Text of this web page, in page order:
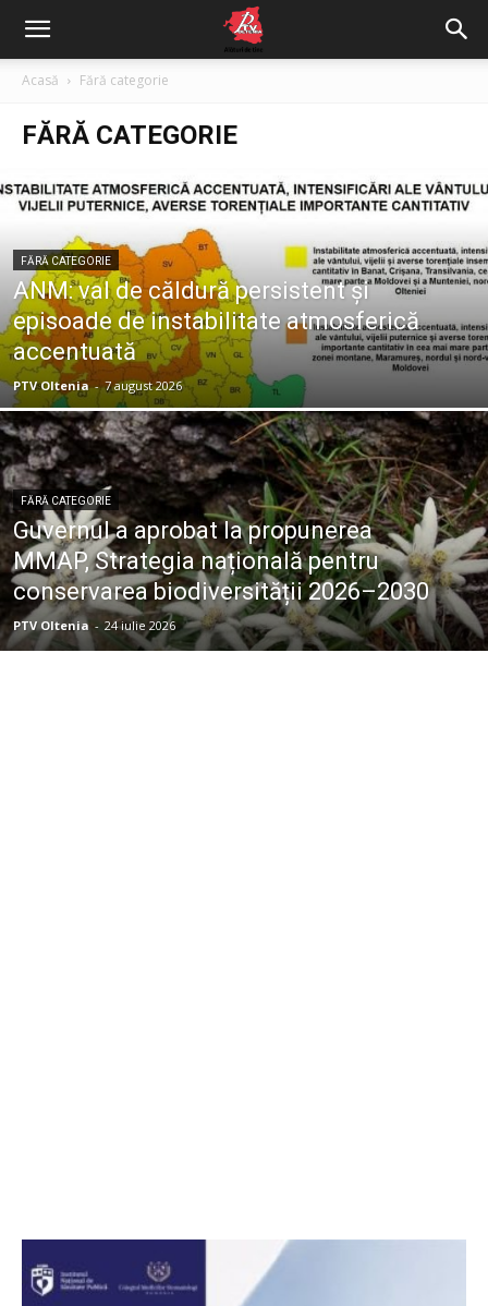
Acasă Fără categorie
FĂRĂ CATEGORIE
FĂRĂ CATEGORIE
ANM: val de căldură persistent și
episoade de instabilitate atmosferică
accentuată
PTV Oltenia - 7 august 2026
FĂRĂ CATEGORIE
Guvernul a aprobat la propunerea
MMAP, Strategia națională pentru
conservarea biodiversității 2026–2030
PTV Oltenia - 24 iulie 2026